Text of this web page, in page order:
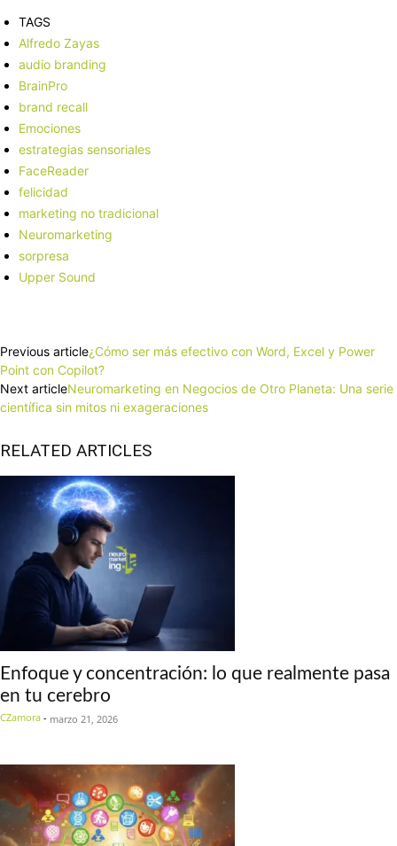
TAGS
Alfredo Zayas
audio branding
BrainPro
brand recall
Emociones
estrategias sensoriales
FaceReader
felicidad
marketing no tradicional
Neuromarketing
sorpresa
Upper Sound
Previous article¿Cómo ser más efectivo con Word, Excel y Power
Point con Copilot?
Next articleNeuromarketing en Negocios de Otro Planeta: Una serie
científica sin mitos ni exageraciones
RELATED ARTICLES
Enfoque y concentración: lo que realmente pasa
en tu cerebro
CZamora - marzo 21, 2026